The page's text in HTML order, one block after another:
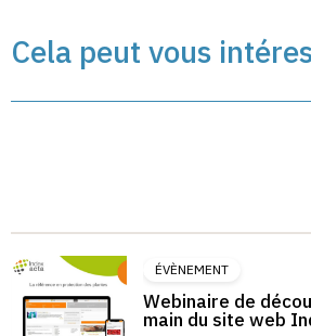
Cela peut vous
ÉVÈNEMENT
Webinaire de
main du site web